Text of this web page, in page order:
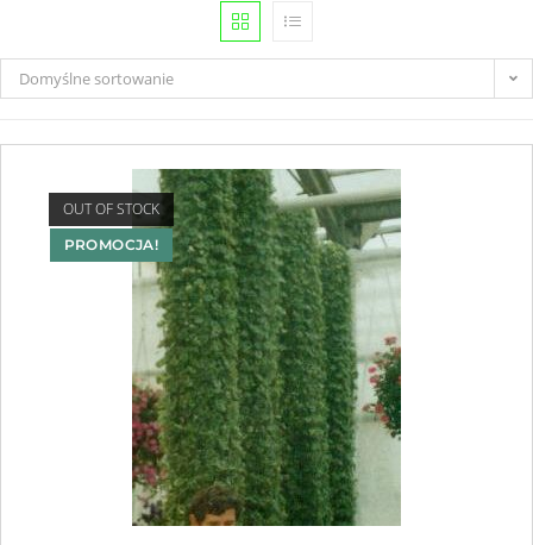
Domyślne sortowanie
OUT OF STOCK
PROMOCJA!